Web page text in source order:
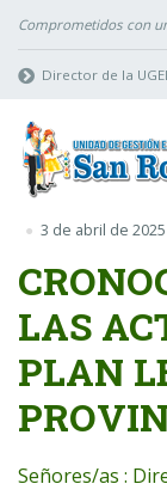
Comprometidos con
Director de la
3 de abril de 2025
LAS
PLAN
Señores/as :